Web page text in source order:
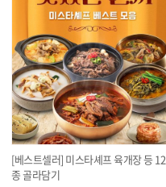
[베스트셀러] 미스타셰프 육개장 등 12
종 골라담기